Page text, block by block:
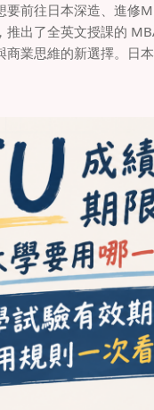
要前往日本深造、進修
推出了全英文授課的
商業思維的新選擇。日